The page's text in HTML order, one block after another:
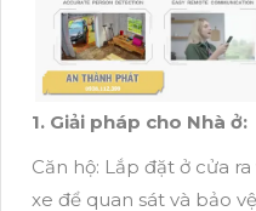
1. Giải pháp cho Nhà ở:
Căn hộ: Lắp đặt ở cửa
xe để quan sát và bảo